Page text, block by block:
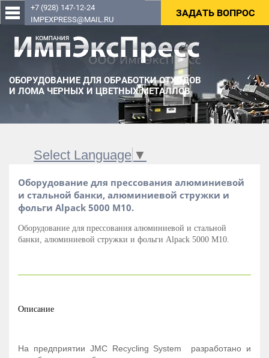
+7 (928) 147-12-24
IMPEXPRESS@MAIL.RU
ЗАДАТЬ ВОПРОС
ОБОРУДОВАНИЕ ДЛЯ ОБРАБОТКИ ОТХОДОВ
И ЛОМА ЧЕРНЫХ И ЦВЕТНЫХ МЕТАЛЛОВ
Select Language ▼
Оборудование для прессования алюминиевой
и стальной банки, алюминиевой стружки и
фольги Alpack 5000 М10.
Оборудование для прессования алюминиевой и стальной
банки, алюминиевой стружки и фольги Alpack 5000 М10.
Описание
На предприятии JMC Recycling System
разработано и